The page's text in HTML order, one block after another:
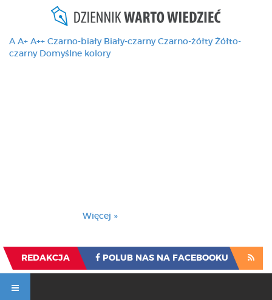
A A+ A++ Czarno-biały Biały-czarny Czarno-żółty Żółto-
czarny Domyślne kolory
Więcej »
REDAKCJA POLUB NAS NA FACEBOOKU